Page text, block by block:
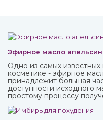
Эфирное масло
Одно из самых известных
косметике - эфирное
принадлежит большая
доступности исходного
простому процессу